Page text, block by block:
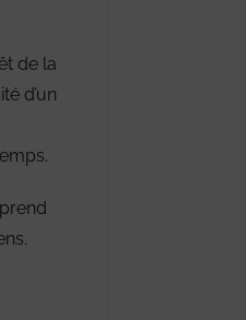
de la
d’un